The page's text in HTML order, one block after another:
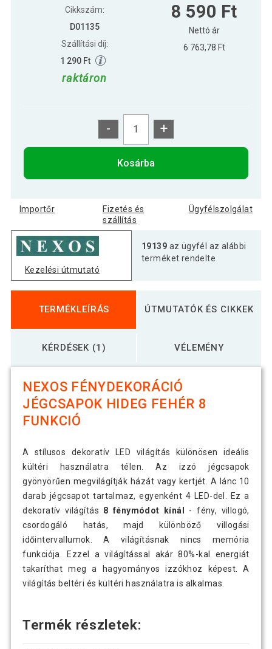
Cikkszám:
D01135
Szállítási díj:
1 290 Ft
raktáron
8 590 Ft
Nettó ár
6 763,78 Ft
- +
Kosárba
Importőr
Fizetés és
szállítás
Ügyfélszolgálat
Kezelési útmutató
19139 az ügyfél az alábbi
terméket rendelte
TERMÉKLEÍRÁS ÚTMUTATÓK ÉS CIKKEK
KÉRDÉSEK (1) VÉLEMÉNY
NEXOS FÉNYDEKORÁCIÓ
JÉGCSAPOK HIDEG FEHÉR 8
FUNKCIÓ
A stílusos dekoratív LED világítás különösen ideális
kültéri használatra télen. Az izzó jégcsapok
gyönyörűen megvilágítják házát vagy kertjét. A lánc 10
darab jégcsapot tartalmaz, egyenként 4 LED-del. Ez a
dekoratív világítás 8 fénymódot kínál
- fény, villogó,
csordogáló hatás, majd különböző villogási
időintervallumok. A világításnak nincs memória
funkciója. Ezzel a világítással akár 80%-kal energiát
takaríthat meg a hagyományos izzókhoz képest. A
világítás beltéri és kültéri használatra is alkalmas.
Termék részletek: